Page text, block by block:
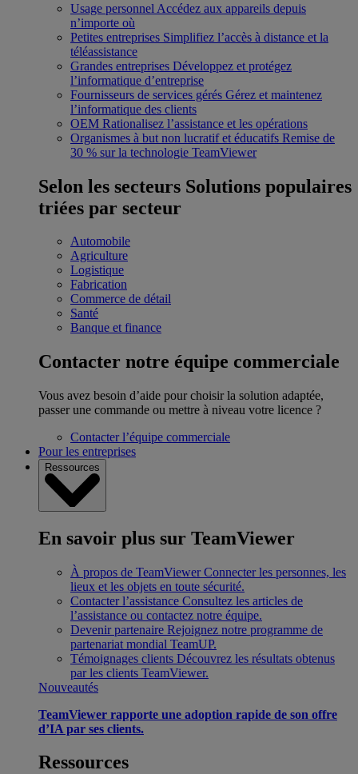
Usage personnel Accédez aux appareils depuis
n’importe où
Petites entreprises Simplifiez l’accès à distance et la
téléassistance
Grandes entreprises Développez et protégez
l’informatique d’entreprise
Fournisseurs de services gérés Gérez et maintenez
l’informatique des clients
OEM Rationalisez l’assistance et les opérations
Organismes à but non lucratif et éducatifs Remise de
30 % sur la technologie TeamViewer
Selon les secteurs Solutions populaires
triées par secteur
Automobile
Agriculture
Logistique
Fabrication
Commerce de détail
Santé
Banque et finance
Contacter notre équipe commerciale
Vous avez besoin d’aide pour choisir la solution adaptée,
passer une commande ou mettre à niveau votre licence ?
Contacter l’équipe commerciale
Pour les entreprises
Ressources
En savoir plus sur TeamViewer
À propos de TeamViewer Connecter les personnes, les
lieux et les objets en toute sécurité.
Contacter l’assistance Consultez les articles de
l’assistance ou contactez notre équipe.
Devenir partenaire Rejoignez notre programme de
partenariat mondial TeamUP.
Témoignages clients Découvrez les résultats obtenus
par les clients TeamViewer.
Nouveautés
TeamViewer rapporte une adoption rapide de son offre
d’IA par ses clients.
Ressources